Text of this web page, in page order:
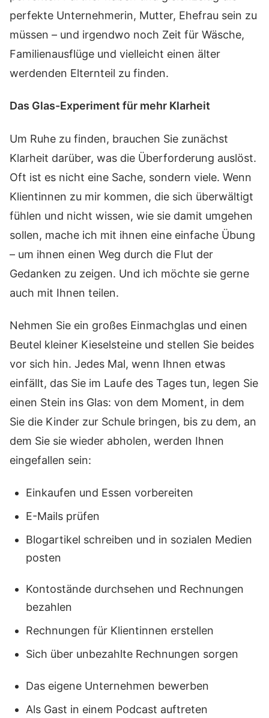
perfekte Unternehmerin, Mutter, Ehefrau sein zu
müssen – und irgendwo noch Zeit für Wäsche,
Familienausflüge und vielleicht einen älter
werdenden Elternteil zu finden.
Das Glas-Experiment für mehr Klarheit
Um Ruhe zu finden, brauchen Sie zunächst
Klarheit darüber, was die Überforderung auslöst.
Oft ist es nicht eine Sache, sondern viele. Wenn
Klientinnen zu mir kommen, die sich überwältigt
fühlen und nicht wissen, wie sie damit umgehen
sollen, mache ich mit ihnen eine einfache Übung
– um ihnen einen Weg durch die Flut der
Gedanken zu zeigen. Und ich möchte sie gerne
auch mit Ihnen teilen.
Nehmen Sie ein großes Einmachglas und einen
Beutel kleiner Kieselsteine und stellen Sie beides
vor sich hin. Jedes Mal, wenn Ihnen etwas
einfällt, das Sie im Laufe des Tages tun, legen Sie
einen Stein ins Glas: von dem Moment, in dem
Sie die Kinder zur Schule bringen, bis zu dem, an
dem Sie sie wieder abholen, werden Ihnen
eingefallen sein:
Einkaufen und Essen vorbereiten
E-Mails prüfen
Blogartikel schreiben und in sozialen Medien
posten
Kontostände durchsehen und Rechnungen
bezahlen
Rechnungen für Klientinnen erstellen
Sich über unbezahlte Rechnungen sorgen
Das eigene Unternehmen bewerben
Als Gast in einem Podcast auftreten